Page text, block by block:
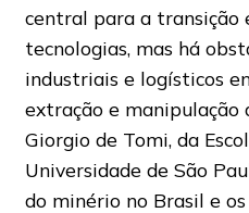
central para a transição
tecnologias, mas há
industriais e logísticos
extração e manipulação
Giorgio de Tomi, da
Universidade de São
do minério no Brasil e